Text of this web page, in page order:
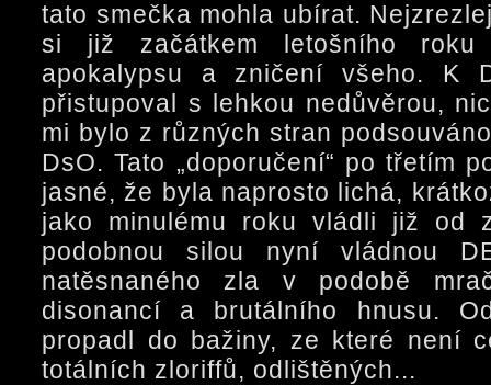
tato smečka mohla ubírat.
si již začátkem letošního roku
apokalypsu a zničení všeho. K
přistupoval s lehkou nedůvěrou,
mi bylo z různých stran
DsO. Tato „doporučení“ po třetím
jasné, že byla naprosto lichá,
jako minulému roku vládli již od
podobnou silou nyní vládnou
natěsnaného zla v podobě
disonancí a brutálního hnusu.
propadl do bažiny, ze které není
totálních zloriffů, odlištěných...